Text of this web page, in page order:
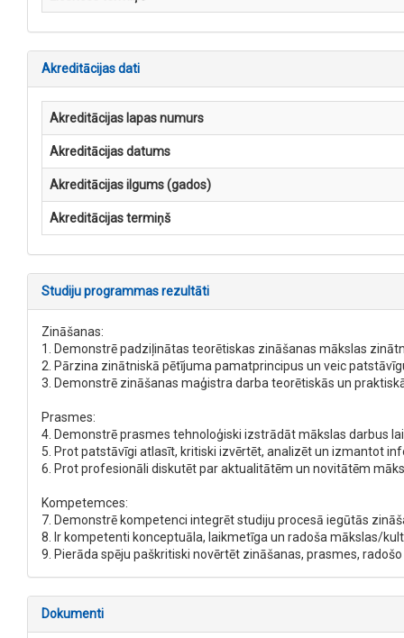
Akreditācijas dati
Akreditācijas lapas numurs
Akreditācijas datums
Akreditācijas ilgums (gados)
Akreditācijas termiņš
Studiju programmas rezultāti
Zināšanas:
1. Demonstrē padziļinātas teorētiskas zināšanas mākslas
2. Pārzina zinātniskā pētījuma pamatprincipus un veic
3. Demonstrē zināšanas maģistra darba teorētiskās un
Prasmes:
4. Demonstrē prasmes tehnoloģiski izstrādāt mākslas darbus
5. Prot patstāvīgi atlasīt, kritiski izvērtēt, analizēt un izmantot
6. Prot profesionāli diskutēt par aktualitātēm un novitātēm
Kompetemces:
7. Demonstrē kompetenci integrēt studiju procesā iegūtās
8. Ir kompetenti konceptuāla, laikmetīga un radoša mākslas/
9. Pierāda spēju paškritiski novērtēt zināšanas, prasmes,
Dokumenti